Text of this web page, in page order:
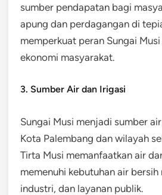
sumber pendapatan bagi
apung dan perdagangan di
memperkuat peran Sungai
ekonomi masyarakat.
3. Sumber Air dan Irigasi
Sungai Musi menjadi sumber
Kota Palembang dan wilayah
Tirta Musi memanfaatkan air
memenuhi kebutuhan air bersih
industri, dan layanan publik.